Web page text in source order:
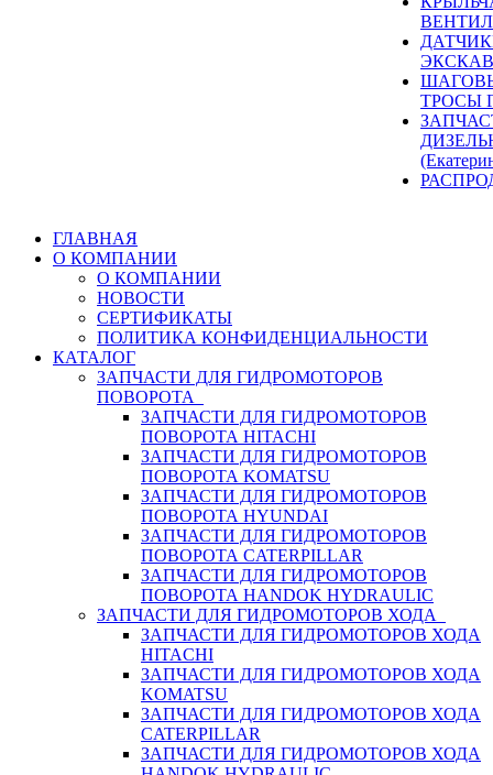
ТРОСЫ
ГЛАВНАЯ
О КОМПАНИИ
О КОМПАНИИ
НОВОСТИ
СЕРТИФИКАТЫ
ПОЛИТИКА КОНФИДЕНЦИАЛЬНОСТИ
КАТАЛОГ
ЗАПЧАСТИ ДЛЯ ГИДРОМОТОРОВ
ПОВОРОТА
ЗАПЧАСТИ ДЛЯ ГИДРОМОТОРОВ
ПОВОРОТА HITACHI
ЗАПЧАСТИ ДЛЯ ГИДРОМОТОРОВ
ПОВОРОТА KOMATSU
ЗАПЧАСТИ ДЛЯ ГИДРОМОТОРОВ
ПОВОРОТА HYUNDAI
ЗАПЧАСТИ ДЛЯ ГИДРОМОТОРОВ
ПОВОРОТА CATERPILLAR
ЗАПЧАСТИ ДЛЯ ГИДРОМОТОРОВ
ПОВОРОТА HANDOK HYDRAULIC
ЗАПЧАСТИ ДЛЯ ГИДРОМОТОРОВ ХОДА
ЗАПЧАСТИ ДЛЯ ГИДРОМОТОРОВ ХОДА
HITACHI
ЗАПЧАСТИ ДЛЯ ГИДРОМОТОРОВ ХОДА
KOMATSU
ЗАПЧАСТИ ДЛЯ ГИДРОМОТОРОВ ХОДА
CATERPILLAR
ЗАПЧАСТИ ДЛЯ ГИДРОМОТОРОВ ХОДА